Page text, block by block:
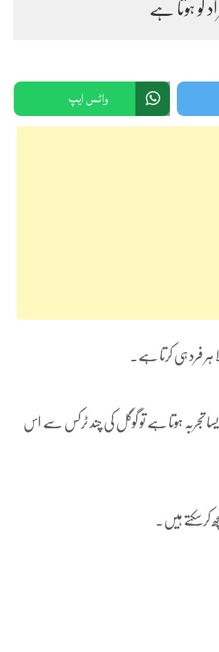
کو ہوتا ہے
واٹس ایپ
فرد ہی کرتا ہے۔
تجربہ ہوتا ہے تو گوگل کی چند ٹرکس سے اس
کرسکتے ہیں۔